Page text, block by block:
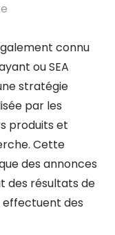
connu
ou SEA
stratégie
par les
produits et
Cette
des annonces
des résultats de
effectuent des